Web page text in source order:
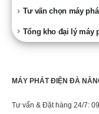
Tư vấn chọn máy
Tổng kho đại lý máy
MÁY PHÁT ĐIỆN ĐÀ
Tư vấn & Đặt hàng 24/7: